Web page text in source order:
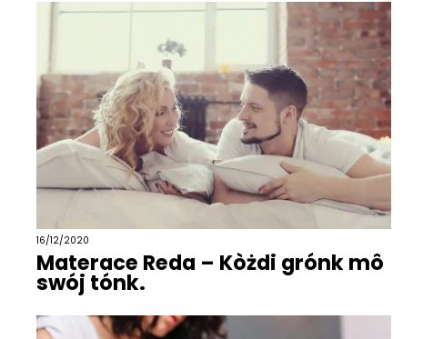
16/12/2020
Materace Reda – Kòżdi grónk mô
swój tónk.